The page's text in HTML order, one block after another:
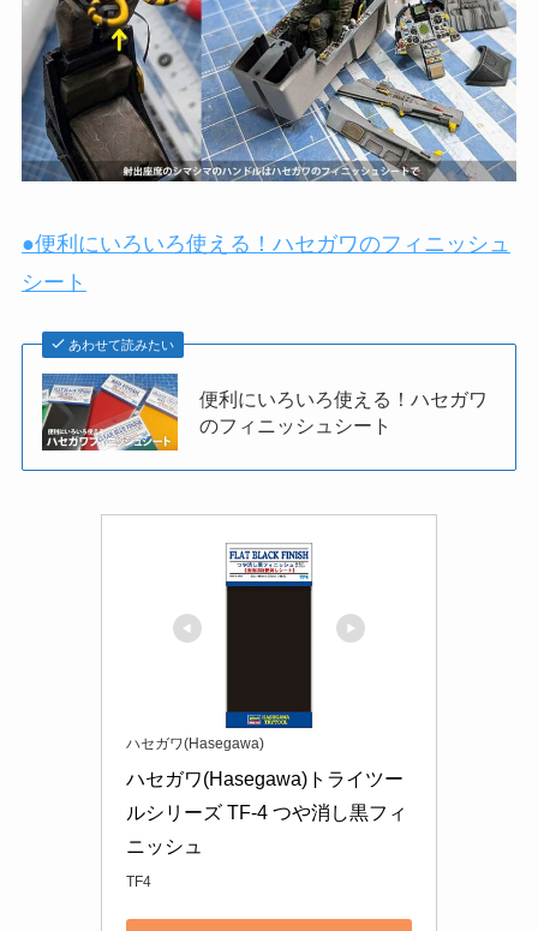
●便利にいろいろ使える！ハセガワのフィニッシュ
シート
あわせて読みたい
便利にいろいろ使える！ハセガワ
のフィニッシュシート
ハセガワ(Hasegawa)
ハセガワ(Hasegawa)トライツー
ルシリーズ TF-4 つや消し黒フィ
ニッシュ
TF4